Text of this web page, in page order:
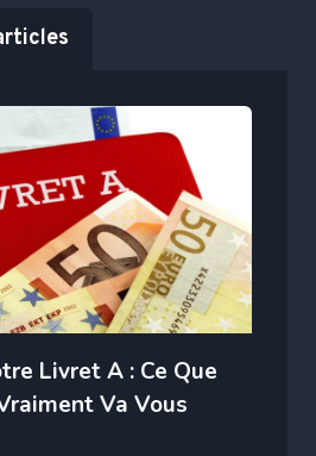
Livret A : Ce Que
Va Vous